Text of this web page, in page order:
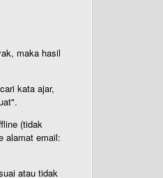
maka hasil
kata ajar,
(tidak
alamat email:
atau tidak